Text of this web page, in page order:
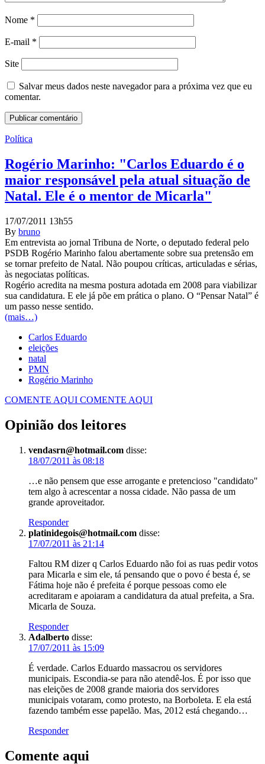
Nome *
E-mail *
Site
Salvar meus dados neste navegador para a próxima vez que eu
comentar.
Política
Rogério Marinho: "Carlos Eduardo é o
maior responsável pela atual situação de
Natal. Ele é o mentor de Micarla"
17/07/2011 13h55
By bruno
Em entrevista ao jornal Tribuna de Norte, o deputado federal pelo
PSDB Rogério Marinho falou abertamente sobre sua pretensão em
se tornar prefeito de Natal. Não poupou críticas, articuladas e sérias,
às negociatas políticas.
Rogério acredita na mesma postura adotada em 2008 para viabilizar
sua candidatura. E ele já põe em prática o plano. O “Pensar Natal” é
um passo nesse sentido.
(mais…)
Carlos Eduardo
eleições
natal
PMN
Rogério Marinho
COMENTE AQUI COMENTE AQUI
Opinião dos leitores
vendasrn@hotmail.com disse:
18/07/2011 às 08:18
…e não pensem que esse arrogante e pretencioso "candidato"
tem algo à acrescentar a nossa cidade. Não passa de um
grande aproveitador.
Responder
platinidegois@hotmail.com disse:
17/07/2011 às 21:14
Faltou RM dizer q Carlos Eduardo não foi as ruas pedir votos
para Micarla e sim ele, tá pensando que o povo é besta é, se
Fátima hoje não é prefeita é porque pessoas como ele
acreditaram e apoiaram a candidatura da atual prefeita, a Sra.
Micarla de Souza.
Responder
Adalberto disse:
17/07/2011 às 15:09
É verdade. Carlos Eduardo massacrou os servidores
municipais. Escondia-se para não atendê-los. É por isso que
nas eleições de 2008 grande maioria dos servidores
municipais votaram, como protesto, na Borboleta. E ela está
fazendo também esse papelão. Mas, 2012 está chegando…
Responder
Comente aqui